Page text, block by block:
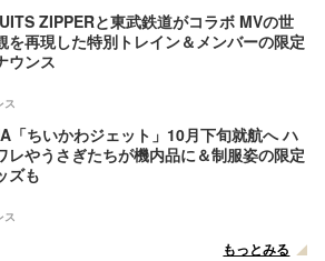
ZIPPERと東武鉄道がコラボ MVの世
を再現した特別トレイン＆メンバーの限定
ウンス
ス
「ちいかわジェット」10月下旬就航へ ハ
レやうさぎたちが機内品に＆制服姿の限定
ズも
ス
もっとみる